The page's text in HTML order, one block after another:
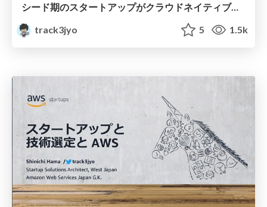
シード期のスタートアップがクラウドネイティブにサービスを開発するために
track3jyo
5 1.5k